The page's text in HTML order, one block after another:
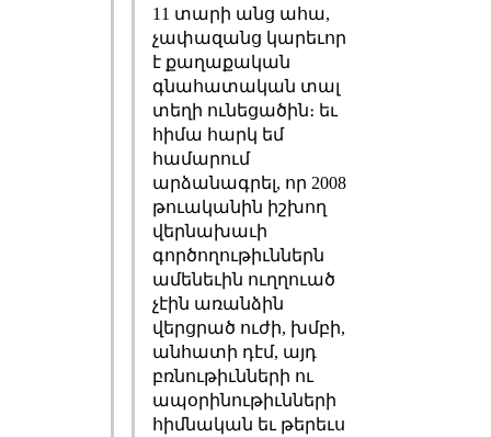
11 տարի անց ահա,
չափազանց կարեւոր
է քաղաքական
գնահատական տալ
տեղի ունեցածին։ եւ
հիմա հարկ եմ
համարում
արձանագրել, որ 2008
թուականին իշխող
վերնախաւի
գործողութիւններն
ամենեւին ուղղուած
չէին առանձին
վերցրած ուժի, խմբի,
անհատի դէմ, այդ
բռնութիւնների ու
ապօրինութիւնների
հիմնական եւ թերեւս